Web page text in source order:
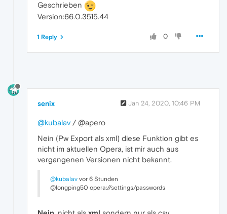
Geschrieben
Version:66.0.3515.44
0
1 Reply
senix Jan 24, 2020, 10:46 PM
@kubalav / @apero
Nein (Pw Export als xml) diese Funktion gibt es
nicht im aktuellen Opera, ist mir auch aus
vergangenen Versionen nicht bekannt.
@kubalav vor 6 Stunden
@longping50 opera://settings/passwords